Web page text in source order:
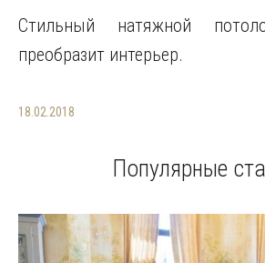
Стильный натяжной
преобразит интерьер.
18.02.2018
Популярные